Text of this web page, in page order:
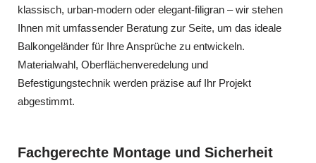
klassisch, urban-modern oder elegant-filigran – wir stehen
Ihnen mit umfassender Beratung zur Seite, um das ideale
Balkongeländer für Ihre Ansprüche zu entwickeln.
Materialwahl, Oberflächenveredelung und
Befestigungstechnik werden präzise auf Ihr Projekt
abgestimmt.
Fachgerechte Montage und Sicherheit